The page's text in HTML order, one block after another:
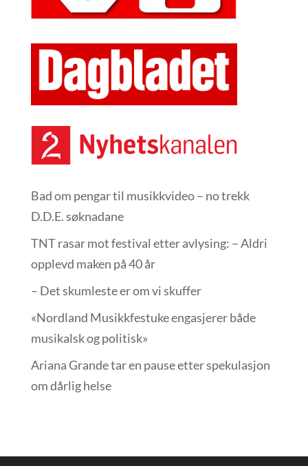
Bad om pengar til musikkvideo – no trekk
D.D.E. søknadane
TNT rasar mot festival etter avlysing: – Aldri
opplevd maken på 40 år
– Det skumleste er om vi skuffer
«Nordland Musikkfest­uke engasjerer både
musikalsk og politisk»
Ariana Grande tar en pause etter spekulasjon
om dårlig helse